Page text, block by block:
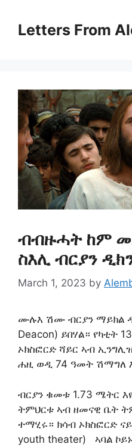
Letters From
ብብዙሓት ከም
ስእሊ ብርያን
March 1, 2023 by
ሙሉእ ሽሙ ብርያን ማይክል
Deacon) ይበሃል። የካቲት
ኦክስፎርድ ሻይር ኣብ
ሐዚ ወዲ 74 ዓመት ሽማግለ
ብርያን ቁመቱ 1.73 ሜትር
ትምህርቱ ኣብ ዘመናዊ ቤት
ተማሂሩ። ክሳብ ኦክስፎርድ
youth theater) ኣባል